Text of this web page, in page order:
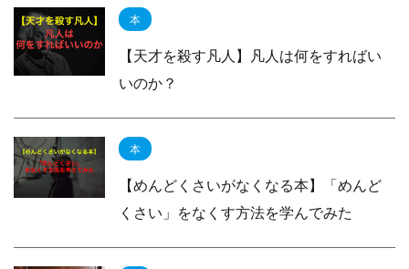
本
【天才を殺す凡人】凡人は何をすればい
いのか？
本
【めんどくさいがなくなる本】「めんど
くさい」をなくす方法を学んでみた